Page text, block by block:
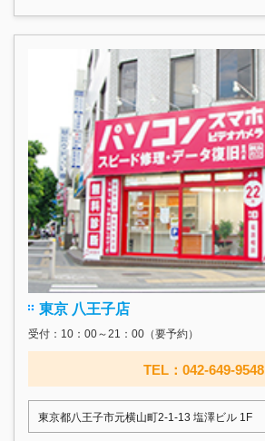
東京 八王子店
受付：10：00～21：00（要予約）
TEL：042-649-9548
東京都八王子市元横山町2-1-13 塩澤ビル 1F